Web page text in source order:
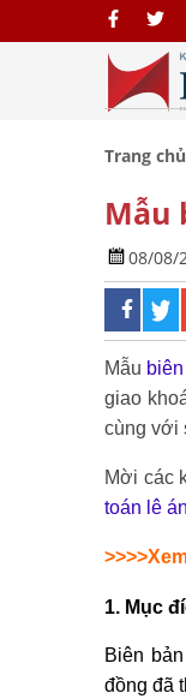
Trang chủ
Mẫu
08/08/
Mẫu
giao
cùng với
Mời các
toán lê
1. Mục
Biên
đồng đã